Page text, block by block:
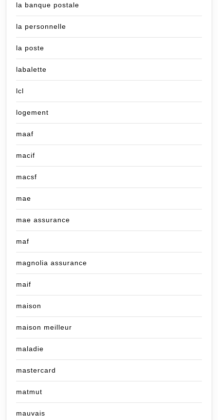
la banque postale
la personnelle
la poste
labalette
lcl
logement
maaf
macif
macsf
mae
mae assurance
maf
magnolia assurance
maif
maison
maison meilleur
maladie
mastercard
matmut
mauvais